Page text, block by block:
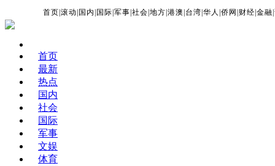
首页 |滚动 国内 国际 |军事 |社会 |地方 |港澳 台湾 |华人 |侨网 财经 |金融 |
首页
最新
热点
国内
社会
国际
军事
文娱
体育